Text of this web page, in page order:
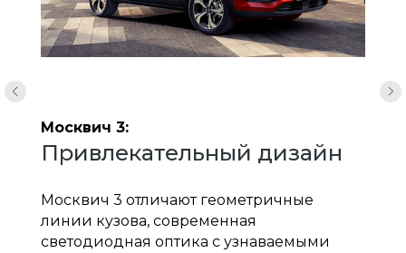
Москвич 3:
Привлекательный дизайн
Москвич 3 отличают геометричные
линии кузова, современная
светодиодная оптика с узнаваемыми